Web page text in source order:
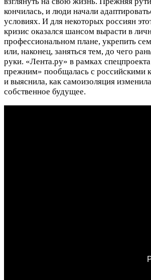
кончилась, и люди начали
условиях. И для некоторых россиян
кризис оказался шансом вырасти в
профессиональном плане, укрепить
или, наконец, заняться тем, до чего
руки. «Лента.ру» в рамках
прежним» пообщалась с российскими
и выяснила, как самоизоляция
собственное будущее.